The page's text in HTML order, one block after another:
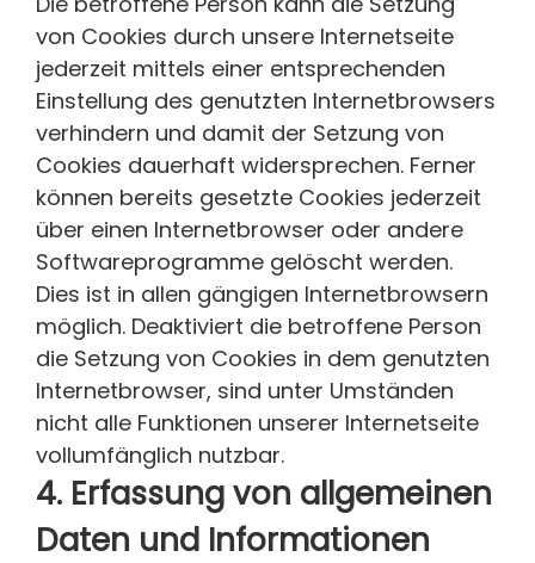
von Cookies durch unsere Internetseite
jederzeit mittels einer entsprechenden
Einstellung des genutzten Internetbrowsers
verhindern und damit der Setzung von
Cookies dauerhaft widersprechen. Ferner
können bereits gesetzte Cookies jederzeit
über einen Internetbrowser oder andere
Softwareprogramme gelöscht werden.
Dies ist in allen gängigen Internetbrowsern
möglich. Deaktiviert die betroffene Person
die Setzung von Cookies in dem genutzten
Internetbrowser, sind unter Umständen
nicht alle Funktionen unserer Internetseite
vollumfänglich nutzbar.
4. Erfassung von allgemeinen
Daten und Informationen